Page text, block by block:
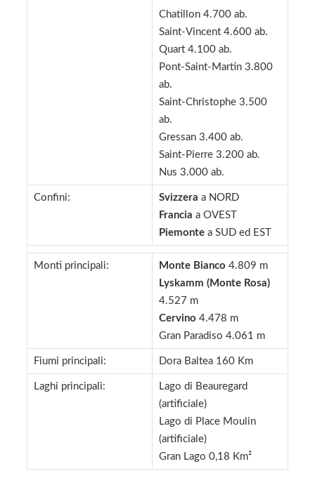
Chatillon 4.700 ab.
Saint-Vincent 4.600 ab.
Quart 4.100 ab.
Pont-Saint-Martin 3.800
ab.
Saint-Christophe 3.500
ab.
Gressan 3.400 ab.
Saint-Pierre 3.200 ab.
Nus 3.000 ab.
Confini: Svizzera a NORD
Francia a OVEST
Piemonte a SUD ed EST
Monti principali: Monte Bianco 4.809 m
Lyskamm (Monte Rosa)
4.527 m
Cervino 4.478 m
Gran Paradiso 4.061 m
Fiumi principali: Dora Baltea 160 Km
Laghi principali:
Lago di Beauregard
(artificiale)
Lago di Place Moulin
(artificiale)
Gran Lago 0,18 Km²